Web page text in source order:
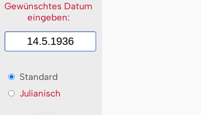
Gewünschtes Datum
eingeben:
Standard
Julianisch